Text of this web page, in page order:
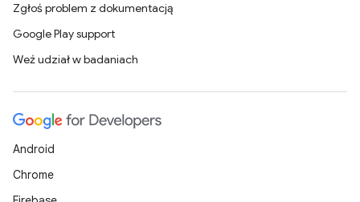
Zgłoś problem z dokumentacją
Google Play support
Weź udział w badaniach
Android
Chrome